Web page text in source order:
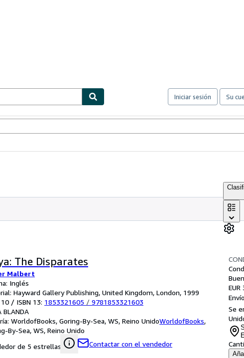
Iniciar sesión Su
The Disparates
Malbert
Inglés
Hayward Gallery Publishing, United Kingdom, London, 1999
10 / ISBN 13: 1853321605 / 9781853321603
BLANDA
WorldofBooks, Goring-By-Sea, WS, Reino UnidoWorldofBooks,
By-Sea, WS, Reino Unido
de 5 estrellas
Contactar con el vendedor
EUR
Se